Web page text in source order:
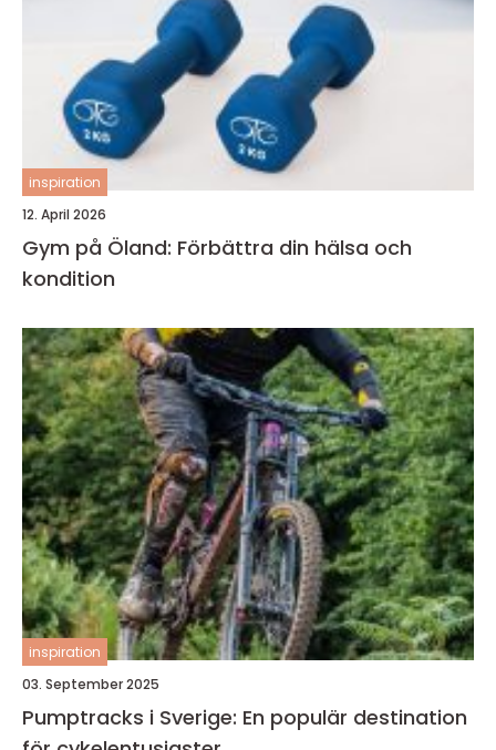
inspiration
12. April 2026
Gym på Öland: Förbättra din hälsa och
kondition
inspiration
03. September 2025
Pumptracks i Sverige: En populär destination